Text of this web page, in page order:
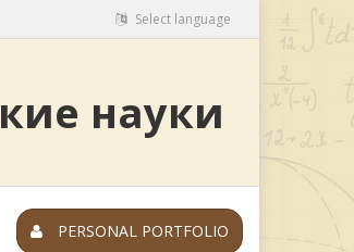
Select language
науки
PERSONAL PORTFOLIO